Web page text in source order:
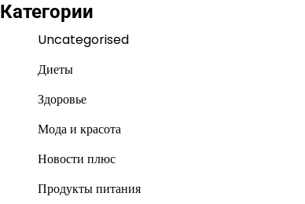
Категории
Uncategorised
Диеты
Здоровье
Мода и красота
Новости плюс
Продукты питания